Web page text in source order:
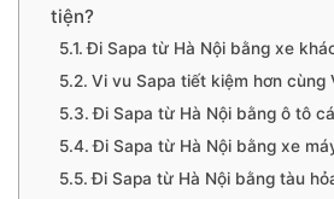
tiện?
Đi Sapa từ Hà Nội bằng xe
Vi vu Sapa tiết kiệm hơn cùng
Đi Sapa từ Hà Nội bằng ô tô
Đi Sapa từ Hà Nội bằng xe
Đi Sapa từ Hà Nội bằng tàu